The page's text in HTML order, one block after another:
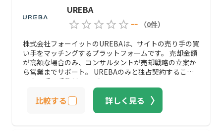
UREBA
--
（0件）
株式会社フォーイットのUREBAは、サイトの売り手の買
い手をマッチングするプラットフォームです。 売却金額
が高額な場合のみ、コンサルタントが売却戦略の立案か
ら営業までサポート。 UREBAのみと独占契約すること
で売り手の手数料は0になります。
比較する 詳しく見る